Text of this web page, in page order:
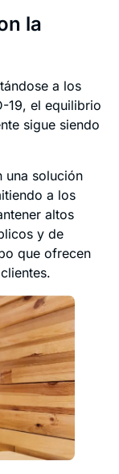
la
a los
19, el equilibrio
sigue siendo
una solución
a los
altos
y de
que ofrecen